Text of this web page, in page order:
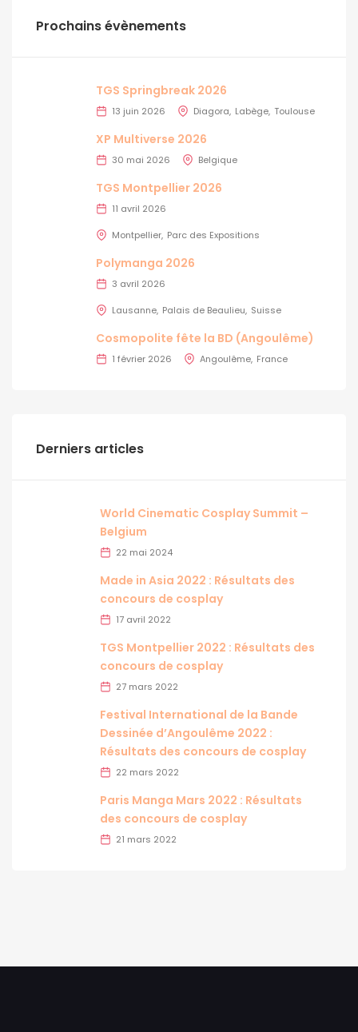
Prochains évènements
TGS Springbreak 2026
13 juin 2026 Diagora Labège Toulouse
XP Multiverse 2026
30 mai 2026 Belgique
TGS Montpellier 2026
11 avril 2026
Montpellier Parc des Expositions
Polymanga 2026
3 avril 2026
Lausanne Palais de Beaulieu Suisse
Cosmopolite fête la BD (Angoulême)
1 février 2026 Angoulême France
Derniers articles
World Cinematic Cosplay Summit –
Belgium
22 mai 2024
Made in Asia 2022 : Résultats des
concours de cosplay
17 avril 2022
TGS Montpellier 2022 : Résultats des
concours de cosplay
27 mars 2022
Festival International de la Bande
Dessinée d’Angoulême 2022 :
Résultats des concours de cosplay
22 mars 2022
Paris Manga Mars 2022 : Résultats
des concours de cosplay
21 mars 2022